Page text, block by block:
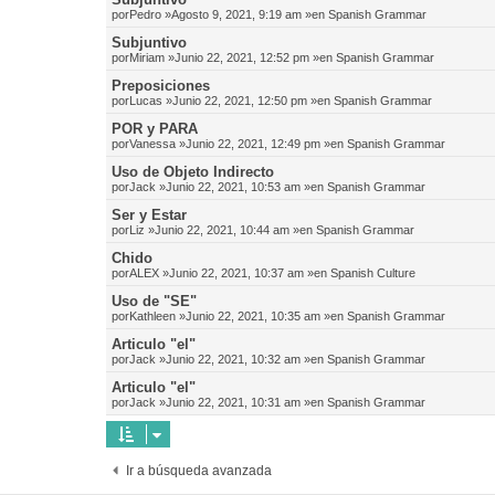
porPedro »Agosto 9, 2021, 9:19 am »en Spanish Grammar
Subjuntivo
porMiriam »Junio 22, 2021, 12:52 pm »en Spanish Grammar
Preposiciones
porLucas »Junio 22, 2021, 12:50 pm »en Spanish Grammar
POR y PARA
porVanessa »Junio 22, 2021, 12:49 pm »en Spanish Grammar
Uso de Objeto Indirecto
porJack »Junio 22, 2021, 10:53 am »en Spanish Grammar
Ser y Estar
porLiz »Junio 22, 2021, 10:44 am »en Spanish Grammar
Chido
porALEX »Junio 22, 2021, 10:37 am »en Spanish Culture
Uso de "SE"
porKathleen »Junio 22, 2021, 10:35 am »en Spanish Grammar
Articulo "el"
porJack »Junio 22, 2021, 10:32 am »en Spanish Grammar
Articulo "el"
porJack »Junio 22, 2021, 10:31 am »en Spanish Grammar
Ir a búsqueda avanzada